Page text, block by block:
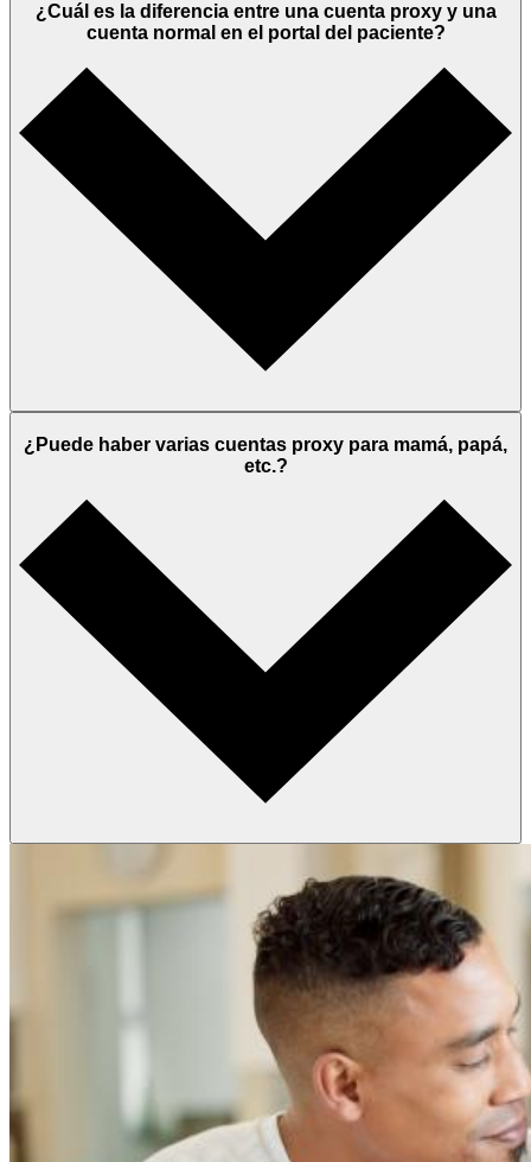
¿Cuál es la diferencia entre una cuenta proxy y una
cuenta normal en el portal del paciente?
¿Puede haber varias cuentas proxy para mamá, papá,
etc.?